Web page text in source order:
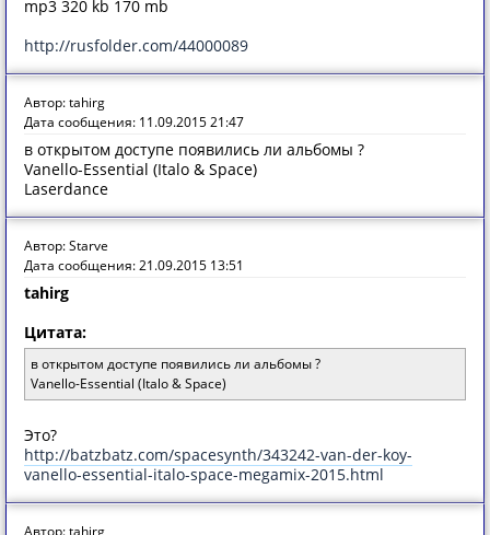
mp3 320 kb 170 mb
http://rusfolder.com/44000089
Автор: tahirg
Дата сообщения: 11.09.2015 21:47
в открытом доступе появились ли альбомы ?
Vanello-Essential (Italo & Space)
Laserdance
Автор: Starve
Дата сообщения: 21.09.2015 13:51
tahirg
Цитата:
в открытом доступе появились ли альбомы ?
Vanello-Essential (Italo & Space)
Это?
http://batzbatz.com/spacesynth/343242-van-der-koy-
vanello-essential-italo-space-megamix-2015.html
Автор: tahirg